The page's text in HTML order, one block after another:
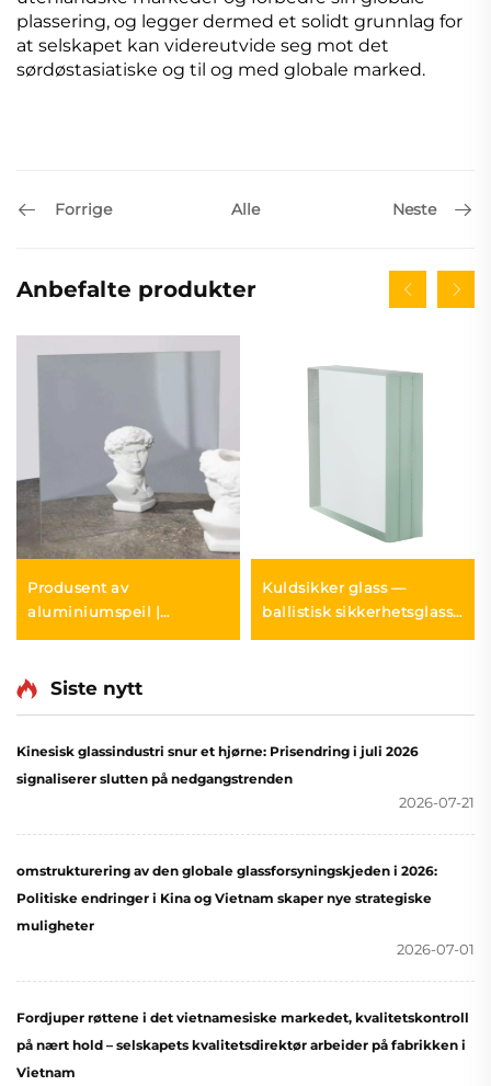
plassering, og legger dermed et solidt grunnlag for
at selskapet kan videreutvide seg mot det
sørdøstasiatiske og til og med globale marked.
Forrige Alle Neste
Anbefalte produkter
Produsent av
aluminiumspeil |
Kuldsikker glass —
ballistisk sikkerhetsglass
Siste nytt
Kinesisk glassindustri snur et hjørne: Prisendring i juli 2026
signaliserer slutten på nedgangstrenden
2026-07-21
omstrukturering av den globale glassforsyningskjeden i 2026:
Politiske endringer i Kina og Vietnam skaper nye strategiske
muligheter
2026-07-01
Fordjuper røttene i det vietnamesiske markedet, kvalitetskontroll
på nært hold – selskapets kvalitetsdirektør arbeider på fabrikken i
Vietnam